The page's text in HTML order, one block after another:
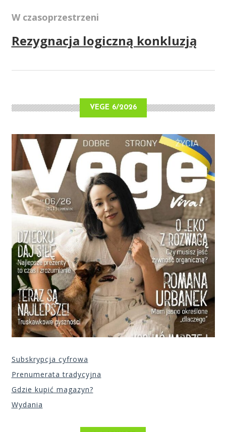
W czasoprzestrzeni
Rezygnacja logiczną konkluzją
VEGE 6/2026
Subskrypcja cyfrowa
Prenumerata tradycyjna
Gdzie kupić magazyn?
Wydania